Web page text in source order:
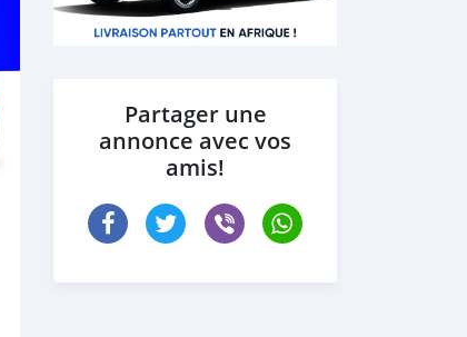
Partager une
annonce avec vos
amis!